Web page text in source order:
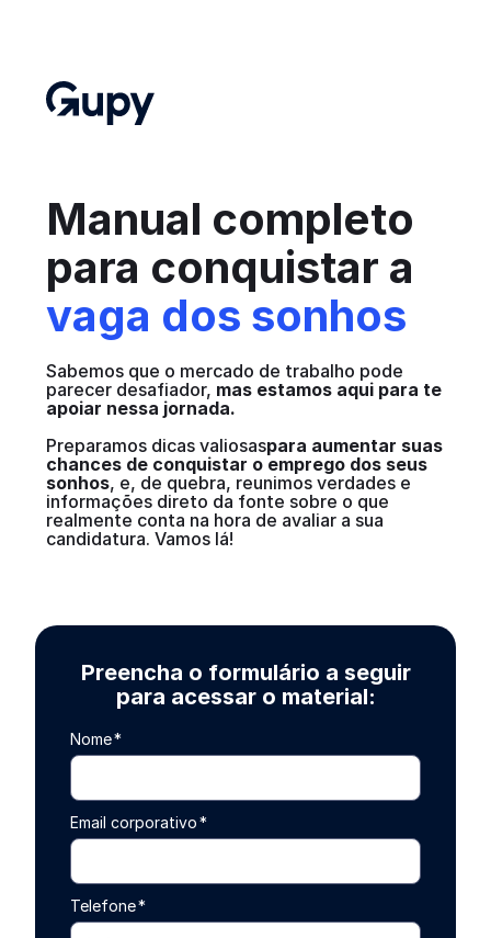
Manual completo
para conquistar a
vaga dos sonhos
Sabemos que o mercado de trabalho pode
parecer desafiador, mas estamos aqui para te
apoiar nessa jornada.
Preparamos dicas valiosaspara aumentar suas
chances de conquistar o emprego dos seus
sonhos, e, de quebra, reunimos verdades e
informações direto da fonte sobre o que
realmente conta na hora de avaliar a sua
candidatura. Vamos lá!
Preencha o formulário a seguir
para acessar o material:
Nome*
Email corporativo*
Telefone*